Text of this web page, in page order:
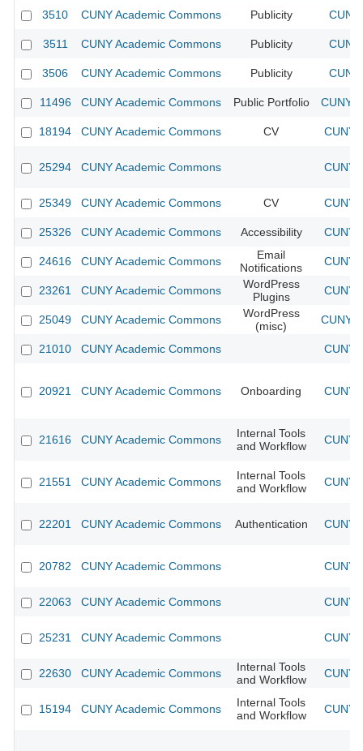
3510 CUNY Academic Commons Publicity
3511 CUNY Academic Commons Publicity
3506 CUNY Academic Commons Publicity
11496 CUNY Academic Commons Public Portfolio CUNY
18194 CUNY Academic Commons CV CUNY
25294 CUNY Academic Commons CUNY
25349 CUNY Academic Commons CV CUNY
25326 CUNY Academic Commons Accessibility CUNY
24616 CUNY Academic Commons
Email
Notifications
CUNY
23261 CUNY Academic Commons
WordPress
Plugins
CUNY
25049 CUNY Academic Commons
WordPress
(misc)
CUNY
21010 CUNY Academic Commons CUNY
20921 CUNY Academic Commons Onboarding CUNY
21616 CUNY Academic Commons
Internal Tools
and Workflow
CUNY
21551 CUNY Academic Commons
Internal Tools
and Workflow
CUNY
22201 CUNY Academic Commons Authentication CUNY
20782 CUNY Academic Commons CUNY
22063 CUNY Academic Commons CUNY
25231 CUNY Academic Commons CUNY
22630 CUNY Academic Commons
Internal Tools
and Workflow
CUNY
15194 CUNY Academic Commons
Internal Tools
and Workflow
CUNY